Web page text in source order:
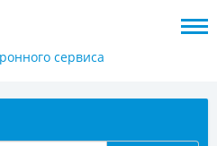
сервиса